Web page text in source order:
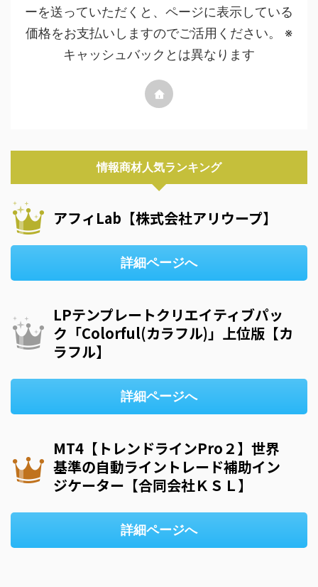
ーを送っていただくと、ページに表示している
価格をお支払いしますのでご活用ください。 ※
キャッシュバックとは異なります
情報商材人気ランキング
アフィLab【株式会社アリウープ】
詳細ページへ
LPテンプレートクリエイティブパッ
ク「Colorful(カラフル)」上位版【カ
ラフル】
詳細ページへ
MT4【トレンドラインPro２】世界
基準の自動ライントレード補助イン
ジケーター【合同会社ＫＳＬ】
詳細ページへ